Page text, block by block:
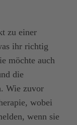
zu einer
ihr richtig
möchte auch
die
Wie zuvor
wobei
wenn sie